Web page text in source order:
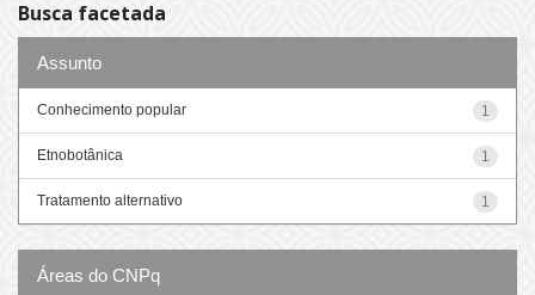
Busca facetada
Assunto
1
Conhecimento popular
1
Etnobotânica
1
Tratamento alternativo
Áreas do CNPq